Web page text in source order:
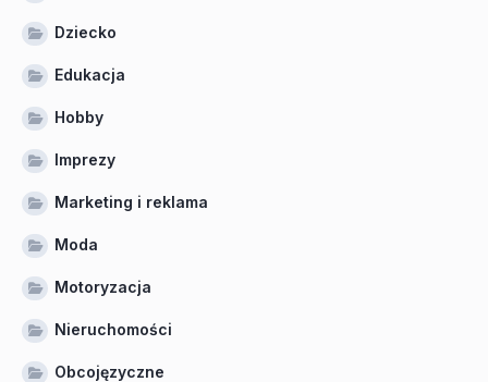
Dziecko
Edukacja
Hobby
Imprezy
Marketing i reklama
Moda
Motoryzacja
Nieruchomości
Obcojęzyczne